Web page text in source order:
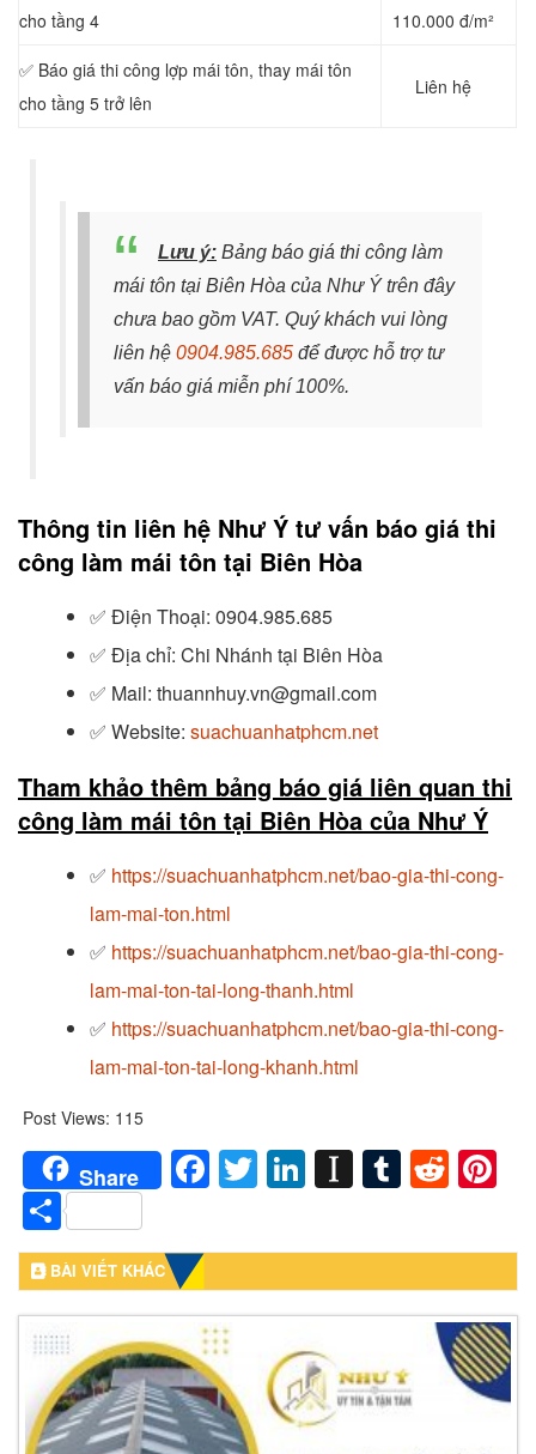
cho tầng 4
110.000 đ/m²
✅ Báo giá thi công lợp mái tôn, thay mái tôn
cho tầng 5 trở lên
Liên hệ
Lưu ý: Bảng báo giá thi công làm
mái tôn tại Biên Hòa của Như Ý trên đây
chưa bao gồm VAT. Quý khách vui lòng
liên hệ 0904.985.685 để được hỗ trợ tư
vấn báo giá miễn phí 100%.
Thông tin liên hệ Như Ý tư vấn báo giá thi
công làm mái tôn tại Biên Hòa
✅ Điện Thoại: 0904.985.685
✅ Địa chỉ: Chi Nhánh tại Biên Hòa
✅ Mail: thuannhuy.vn@gmail.com
✅ Website: suachuanhatphcm.net
Tham khảo thêm bảng báo giá liên quan thi
công làm mái tôn tại Biên Hòa của Như Ý
✅ https://suachuanhatphcm.net/bao-gia-thi-cong-
lam-mai-ton.html
✅ https://suachuanhatphcm.net/bao-gia-thi-cong-
lam-mai-ton-tai-long-thanh.html
✅ https://suachuanhatphcm.net/bao-gia-thi-cong-
lam-mai-ton-tai-long-khanh.html
Post Views: 115
Share Facebook
Twitter
LinkedIn
Instapaper
Tumblr
Share
BÀI VIẾT KHÁC